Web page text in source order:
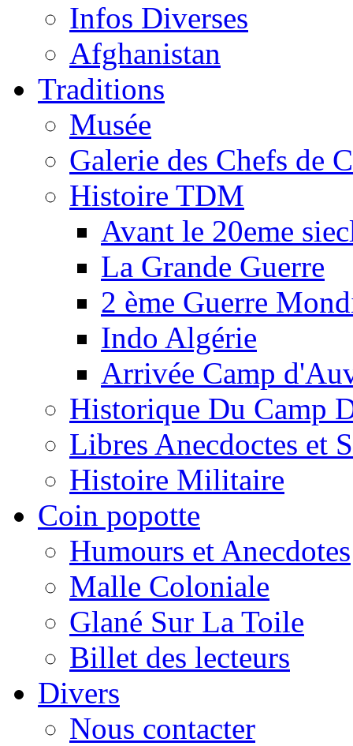
Infos Diverses
Afghanistan
Traditions
Musée
Galerie des Chefs de
Histoire TDM
Avant le 20eme
La Grande Guerre
2 ème Guerre
Indo Algérie
Arrivée Camp
Historique Du Camp
Libres Anecdoctes et
Histoire Militaire
Coin popotte
Humours et Anecdotes
Malle Coloniale
Glané Sur La Toile
Billet des lecteurs
Divers
Nous contacter